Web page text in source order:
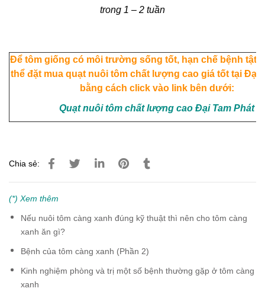
trong 1 – 2 tuần
Để tôm giống có môi trường sống tốt, hạn chế bệnh tật
thể đặt mua quạt nuôi tôm chất lượng cao giá tốt tại Đại
bằng cách click vào link bên dưới:
Quạt nuôi tôm chất lượng cao Đại Tam Phát
Chia sẻ:
(*) Xem thêm
Nếu nuôi tôm càng xanh đúng kỹ thuật thì nên cho tôm càng
xanh ăn gì?
Bệnh của tôm càng xanh (Phần 2)
Kinh nghiệm phòng và trị một số bệnh thường gặp ở tôm càng
xanh